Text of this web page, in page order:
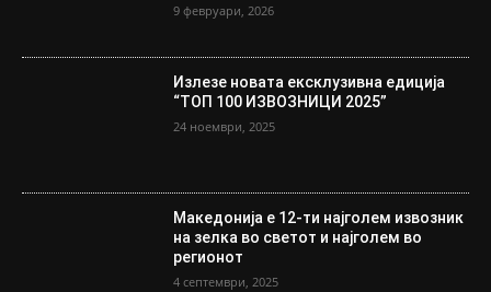
9 февруари, 2026
Излезе новата ексклузивна едиција
“ТОП 100 ИЗВОЗНИЦИ 2025”
24 ноември, 2025
Македонија е 12-ти најголем извозник
на зелка во светот и најголем во
регионот
4 септември, 2025